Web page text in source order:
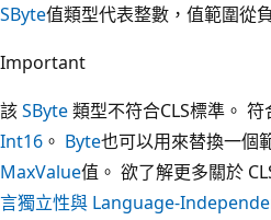
SByte值類型代表整數，值範圍從
Important
該SByte類型不符合CLS標準。
Int16 。 Byte也可以用來替換一個
MaxValue值。 欲了解更多關於
言獨立性與 Language-